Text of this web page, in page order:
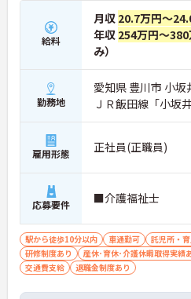
給料
月収 20.7万円～
年収 254万円～380
み）
勤務地
愛知県 豊川市 小
ＪＲ飯田線「小坂
雇用形態 正社員(正職員)
応募要件 ■介護福祉士
駅から徒歩10分以内 車通勤可 託児所・
研修制度あり
産休･育休･介護休暇取得実績
交通費支給
退職金制度あり